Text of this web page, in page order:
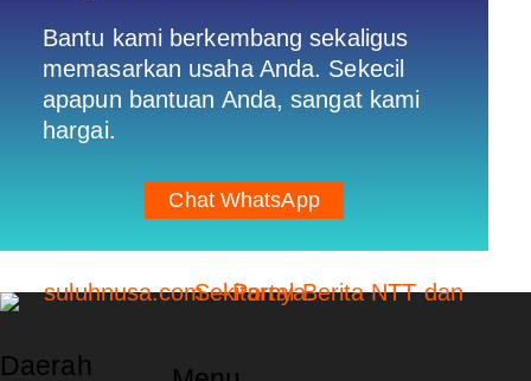
Bantu kami berkembang sekaligus
memasarkan usaha Anda. Sekecil
apapun bantuan Anda, sangat kami
hargai.
Chat WhatsApp
Daerah